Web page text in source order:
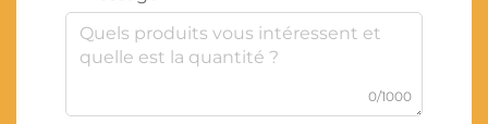
0/1000